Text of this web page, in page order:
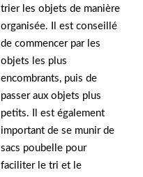
trier les objets de manière
organisée. Il est conseillé
de commencer par les
objets les plus
encombrants, puis de
passer aux objets plus
petits. Il est également
important de se munir de
sacs poubelle pour
faciliter le tri et le